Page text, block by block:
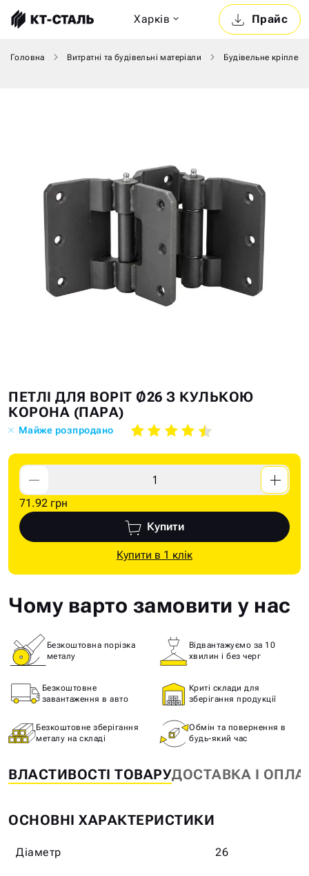
Прайс
Харкiв
Головна Витратні та будівельні матеріали Будівельне
Skip
to
the
of
the
images
gallery
Skip
to
the
beginning
of
the
images
gallery
ПЕТЛІ ДЛЯ ВОРІТ Ø26 З КУЛЬКОЮ
КОРОНА (ПАРА)
Майже розпродано
71.92 грн
Купити
Купити в 1 клік
Чому варто замовити у нас
Безкоштовна порізка
металу
Відвантажуємо за 10
хвилин і без черг
Безкоштовне
завантаження в авто
Криті склади для
зберігання продукції
Безкоштовне зберігання
металу на складі
Обмін та повернення в
будь-який час
ВЛАСТИВОСТІ ТОВАРУДОСТАВКА І
ОСНОВНІ ХАРАКТЕРИСТИКИ
Діаметр 26